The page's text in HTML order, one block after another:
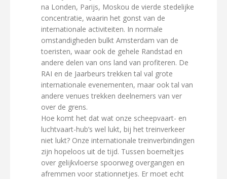
na Londen, Parijs, Moskou de vierde stedelijke
concentratie, waarin het gonst van de
internationale activiteiten. In normale
omstandigheden bulkt Amsterdam van de
toeristen, waar ook de gehele Randstad en
andere delen van ons land van profiteren. De
RAI en de Jaarbeurs trekken tal val grote
internationale evenementen, maar ook tal van
andere venues trekken deelnemers van ver
over de grens.
Hoe komt het dat wat onze scheepvaart- en
luchtvaart-hub’s wel lukt, bij het treinverkeer
niet lukt? Onze internationale treinverbindingen
zijn hopeloos uit de tijd. Tussen boemeltjes
over gelijkvloerse spoorweg overgangen en
afremmen voor stationnetjes. Er moet echt